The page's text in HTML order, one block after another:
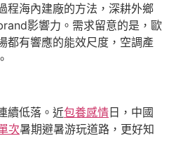
程海內建廠的方法，深耕外鄉
影響力。需求留意的是，歐
都有響應的能效尺度，空調產
續低落。近包養感情 日，中國
次暑期避暑游玩道路，更好知